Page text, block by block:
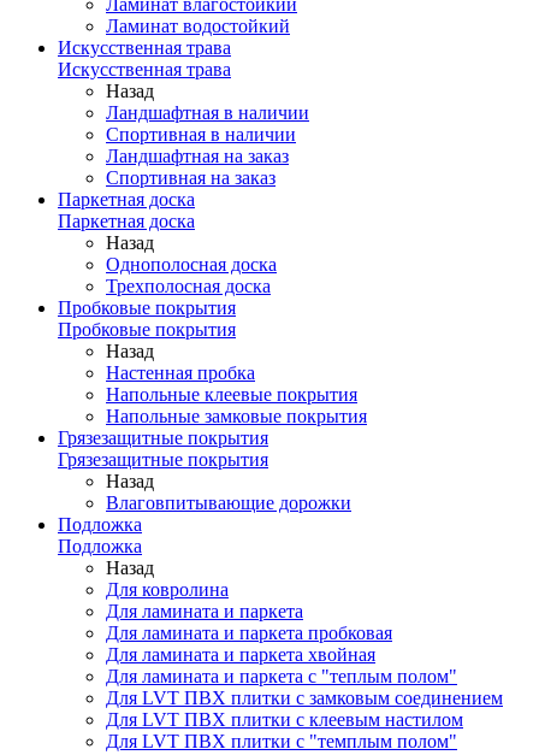
Ламинат влагостойкий
Ламинат водостойкий
Искусственная трава
Искусственная трава
Назад
Ландшафтная в наличии
Спортивная в наличии
Ландшафтная на заказ
Спортивная на заказ
Паркетная доска
Паркетная доска
Назад
Однополосная доска
Трехполосная доска
Пробковые покрытия
Пробковые покрытия
Назад
Настенная пробка
Напольные клеевые покрытия
Напольные замковые покрытия
Грязезащитные покрытия
Грязезащитные покрытия
Назад
Влаговпитывающие дорожки
Подложка
Подложка
Назад
Для ковролина
Для ламината и паркета
Для ламината и паркета пробковая
Для ламината и паркета хвойная
Для ламината и паркета с "теплым полом"
Для LVT ПВХ плитки с замковым соединением
Для LVT ПВХ плитки с клеевым настилом
Для LVT ПВХ плитки с "темплым полом"